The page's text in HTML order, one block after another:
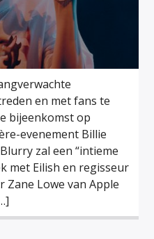
en met fans te
bijeenkomst op
evenement Billie
zal een “intieme
met Eilish en regisseur
Zane Lowe van Apple